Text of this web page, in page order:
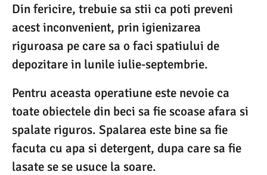
Din fericire, trebuie sa stii ca poti preveni
acest inconvenient, prin igienizarea
riguroasa pe care sa o faci spatiului de
depozitare in lunile iulie-septembrie.
Pentru aceasta operatiune este nevoie ca
toate obiectele din beci sa fie scoase afara si
spalate riguros. Spalarea este bine sa fie
facuta cu apa si detergent, dupa care sa fie
lasate se se usuce la soare.